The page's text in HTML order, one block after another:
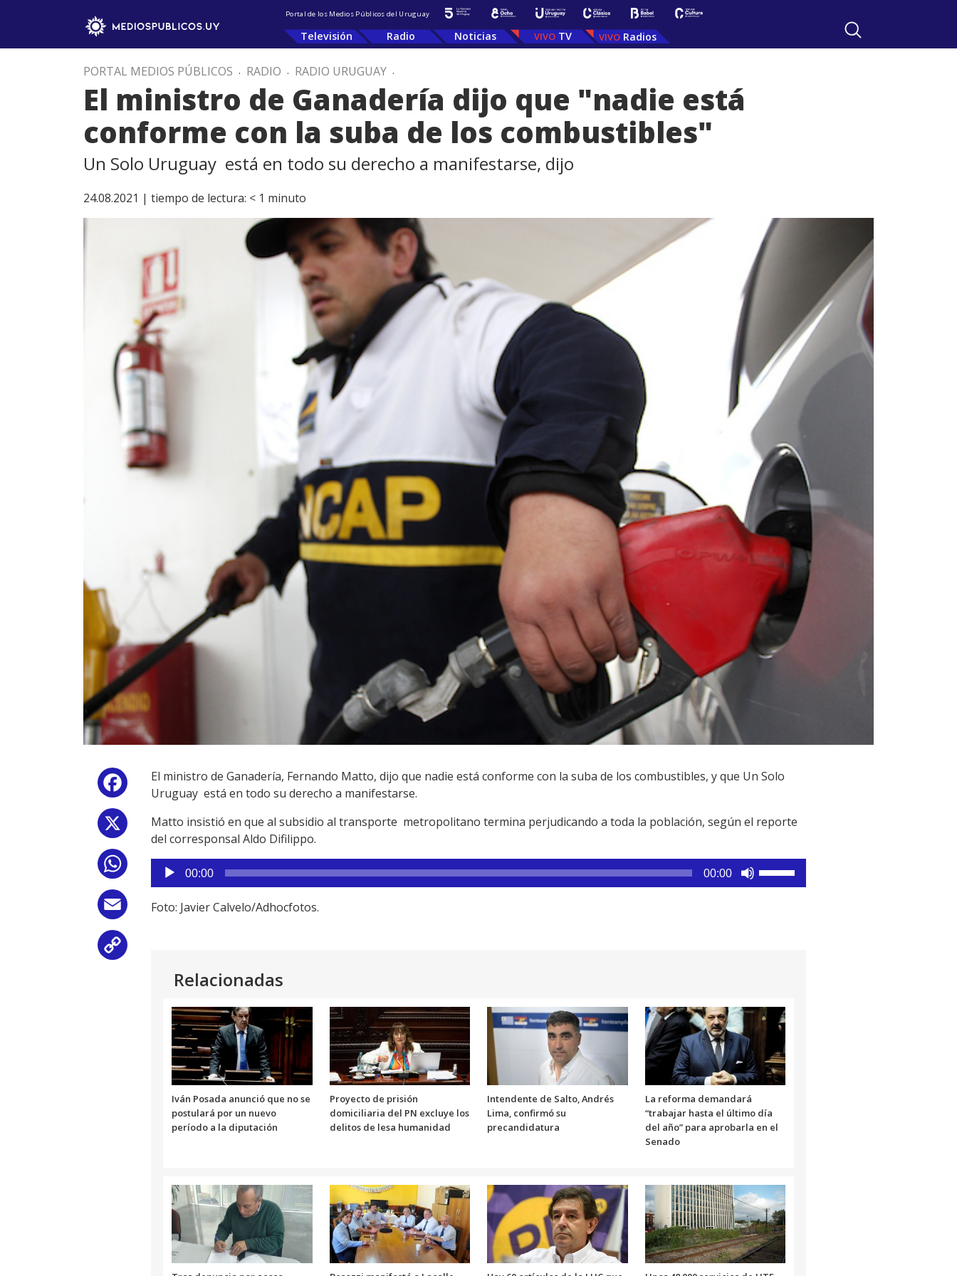
Portal de los Medios Públicos del Uruguay
Televisión Radio Noticias TV Radios
PORTAL MEDIOS PÚBLICOS . RADIO . RADIO URUGUAY .
El ministro de Ganadería dijo que "nadie está
conforme con la suba de los combustibles"
Un Solo Uruguay está en todo su derecho a manifestarse, dijo
24.08.2021 | tiempo de lectura: < 1 minuto
Facebook
WhatsApp
Email
El ministro de Ganadería, Fernando Matto, dijo que nadie está conforme con la suba de los combustibles, y que Un Solo
Uruguay está en todo su derecho a manifestarse.
Matto insistió en que al subsidio al transporte metropolitano termina perjudicando a toda la población, según el reporte
del corresponsal Aldo Difilippo.
Reproductor
de
audio
00:00 00:00
disminuir
el
volumen.
Foto: Javier Calvelo/Adhocfotos.
Relacionadas
Iván Posada anunció que no se
postulará por un nuevo
período a la diputación
Proyecto de prisión
domiciliaria del PN excluye los
delitos de lesa humanidad
Intendente de Salto, Andrés
Lima, confirmó su
precandidatura
La reforma demandará
“trabajar hasta el último día
del año” para aprobarla en el
Senado